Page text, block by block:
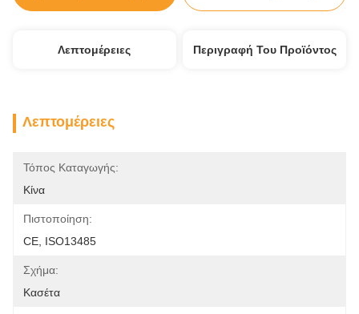
Λεπτομέρειες Περιγραφή Του Προϊόντος
Λεπτομέρειες
Τόπος Καταγωγής:
Κίνα
Πιστοποίηση:
CE, ISO13485
Σχήμα:
Κασέτα